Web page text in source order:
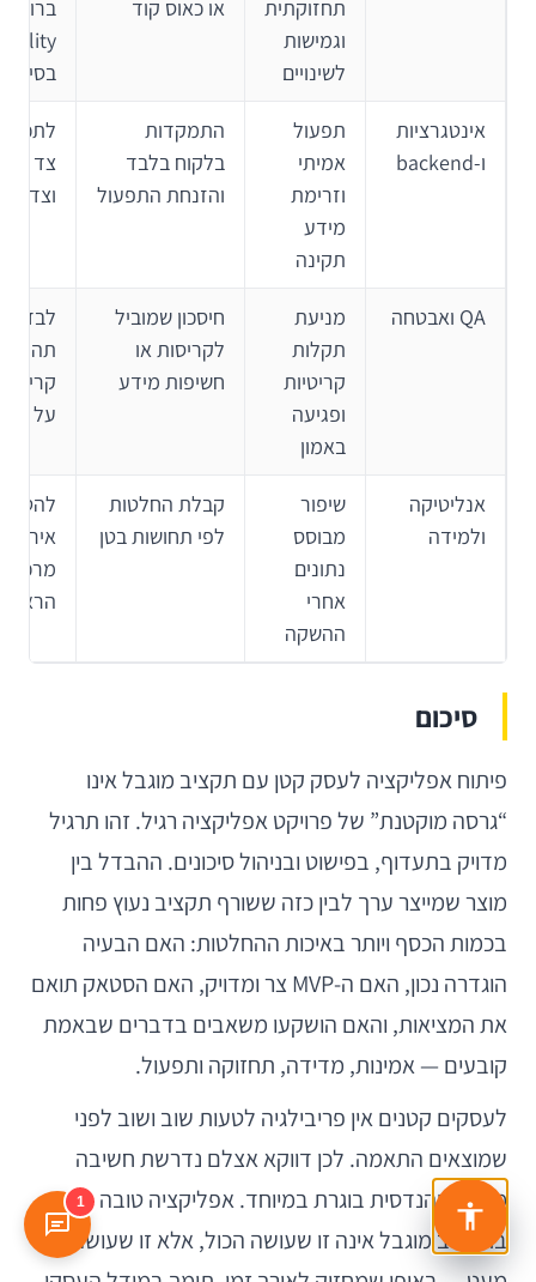
תחזוקתית
וגמישות
לשינויים
או כאוס קוד
בסיסי
אינטגרציות
ו-backend
תפעול
אמיתי
וזרימת
מידע
תקינה
התמקדות
בלקוח בלבד
והזנחת התפעול
לתכנן
צד
וצד
QA ואבטחה
מניעת
תקלות
קריטיות
ופגיעה
באמון
חיסכון שמוביל
לקריסות או
חשיפות מידע
על
אנליטיקה
ולמידה
שיפור
מבוסס
נתונים
אחרי
ההשקה
קבלת החלטות
לפי תחושות בטן
הראשון
סיכום
פיתוח אפליקציה לעסק קטן עם תקציב מוגבל אינו
“גרסה מוקטנת” של פרויקט אפליקציה רגיל. זהו תרגיל
מדויק בתעדוף, בפישוט ובניהול סיכונים. ההבדל בין
מוצר שמייצר ערך לבין כזה ששורף תקציב נעוץ פחות
בכמות הכסף ויותר באיכות ההחלטות: האם הבעיה
הוגדרה נכון, האם ה-MVP צר ומדויק, האם הסטאק תואם
את המציאות, והאם הושקעו משאבים בדברים שבאמת
קובעים — אמינות, מדידה, תחזוקה ותפעול.
לעסקים קטנים אין פריבילגיה לטעות שוב ושוב לפני
שמוצאים התאמה. לכן דווקא אצלם נדרשת חשיבה
מוצרית והנדסית בוגרת במיוחד. אפליקציה טובה
בתקציב מוגבל אינה זו שעושה הכול, אלא זו שעושה
1